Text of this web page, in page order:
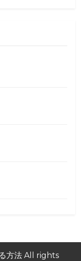
方法All rights